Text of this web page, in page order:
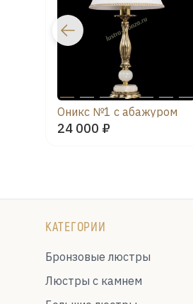
Оникс №1 с абажуром
24 000 ₽
КАТЕГОРИИ
Бронзовые люстры
Люстры с камнем